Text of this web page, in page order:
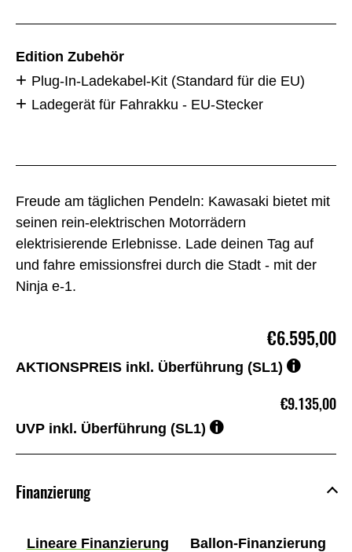
Freude am täglichen Pendeln: Kawasaki bietet mit
seinen rein-elektrischen Motorrädern
elektrisierende Erlebnisse. Lade deinen Tag auf
und fahre emissionsfrei durch die Stadt - mit der
Ninja e-1.
€6.595,00
AKTIONSPREIS inkl. Überführung (SL1)
€9.135,00
UVP inkl. Überführung (SL1)
Edition Zubehör
Plug-In-Ladekabel-Kit (Standard für die EU)
Ladegerät für Fahrakku - EU-Stecker
Finanzierung
Lineare Finanzierung Ballon-Finanzierung